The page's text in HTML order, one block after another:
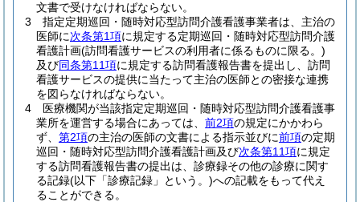
文書で受けなければならない。
3
指定定期巡回・随時対応型訪問介護看護事業者は、主治の
医師に次条第1項に規定する定期巡回・随時対応型訪問介護
看護計画(訪問看護サービスの利用者に係るものに限る。)
及び同条第11項に規定する訪問看護報告書を提出し、訪問
看護サービスの提供に当たって主治の医師との密接な連携
を図らなければならない。
4
医療機関が当該指定定期巡回・随時対応型訪問介護看護事
業所を運営する場合にあっては、 前2項の規定にかかわら
ず、 第2項の主治の医師の文書による指示並びに前項の定期
巡回・随時対応型訪問介護看護計画及び次条第11項に規定
する訪問看護報告書の提出は、診療録その他の診療に関す
る記録(以下「診療記録」という。)への記載をもって代え
ることができる。